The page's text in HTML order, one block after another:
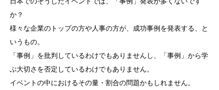
か？
様々な企業のトップの方や人事の方が、成功事例を発表する、と
いうもの。
「事例」を批判しているわけでもありませんし、「事例」から学
ぶ大切さを否定しているわけでもありません。
イベントの中におけるその量・割合の問題かもしれません。